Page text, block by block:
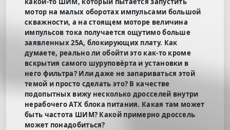
мотор на малых оборотах импульсами большой
скважности, а на стоящем моторе величина
импульсов тока получается ощутимо больше
заявленных 25А, блокирующих плату. Как
думаете, реально ли обойти это как-то кроме
вскрытия самого шуруповёрта и установки в
него фильтра? Или даже не запариваться этой
темой и просто сделать это? В качестве
подопытных вижу несколько дросселей внутри
нерабочего ATX блока питания. Какая там может
быть частота ШИМ? Какой примерно дроссель
может понадобиться?